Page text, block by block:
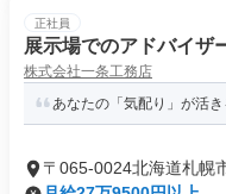
正社員
展示場でのアドバイザ
株式会社一条工務店
あなたの「気配り」が活
〒065-0024北海道札幌